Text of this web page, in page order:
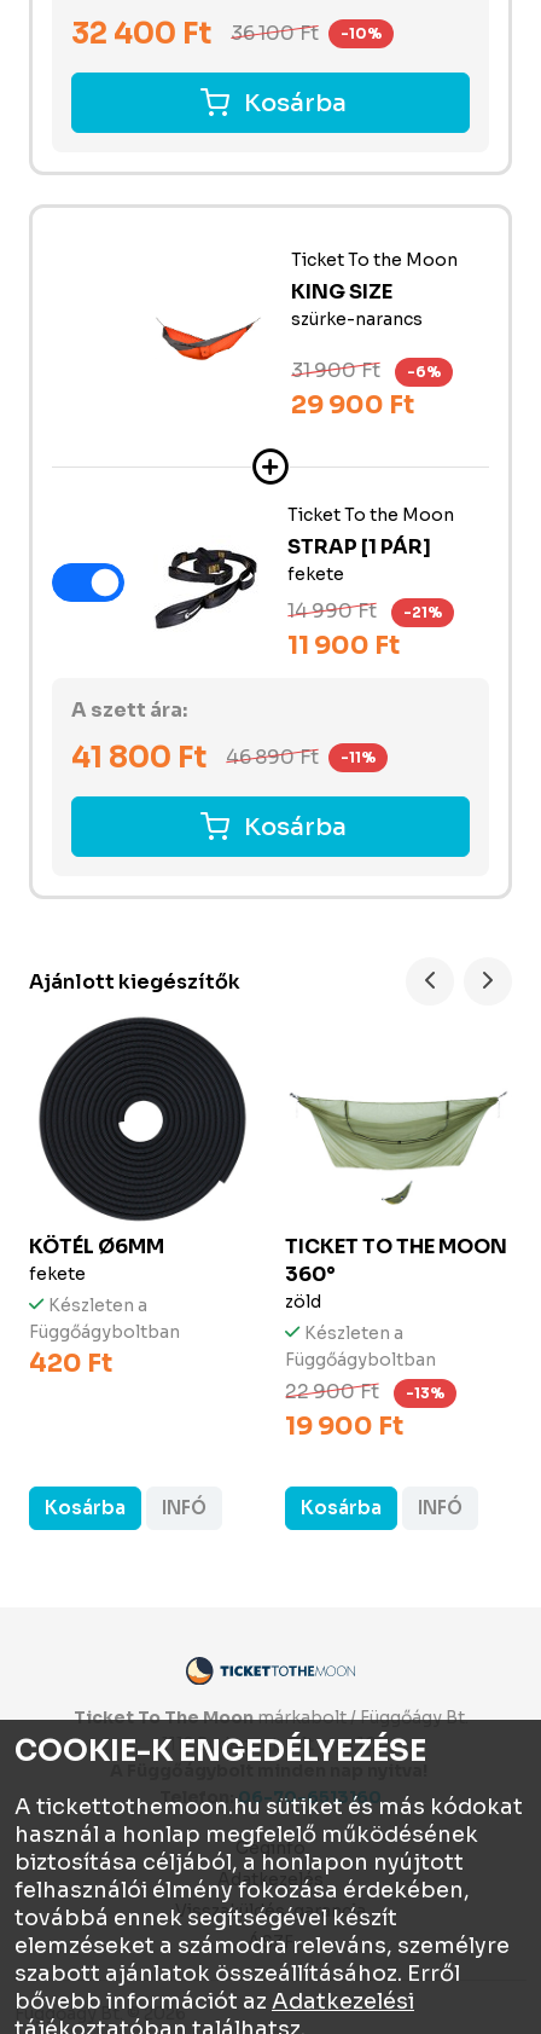
32 400 Ft 36 100Ft -10%
Kosárba
Ticket To the Moon
KING SIZE
szürke-narancs
31 900 Ft -6%
29 900 Ft
Ticket To the Moon
STRAP [1 PÁR]
fekete
14 990 Ft -21%
11 900 Ft
A szett ára:
41 800 Ft 46 890Ft -11%
Kosárba
Ajánlott kiegészítők
KÖTÉL Ø6MM
fekete
Készleten a
Függőágyboltban
420 Ft
Kosárba INFÓ
TICKET TO THE MOON
360°
zöld
Készleten a
Függőágyboltban
22 900 Ft -13%
19 900 Ft
Kosárba INFÓ
Ticket To The Moonmárkabolt / Függőágy Bt.
1112 Budapest, Olt utca 10.
Telefon:06-70-6513160
Céginfo
Adatkezelés
Visszaküldés, garancia
ÁSZF
Függőágy Bt. © 2026
COOKIE-K ENGEDÉLYEZÉSE
A tickettothemoon.hu sütiket és más kódokat
használ a honlap megfelelő működésének
biztosítása céljából, a honlapon nyújtott
felhasználói élmény fokozása érdekében,
továbbá ennek segítségével készít
elemzéseket a számodra releváns, személyre
szabott ajánlatok összeállításához. Erről
bővebb információt az Adatkezelési